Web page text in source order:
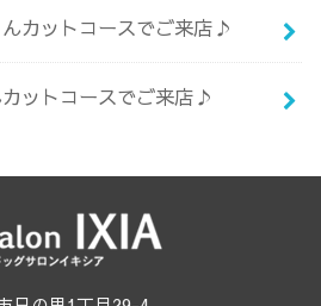
カットコースでご来店♪
ットコースでご来店♪